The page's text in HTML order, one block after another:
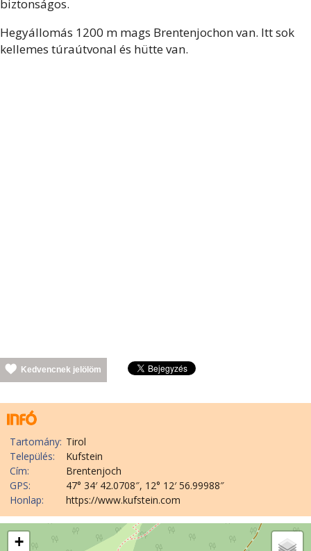
biztonságos.
Hegyállomás 1200 m mags Brentenjochon van. Itt sok
kellemes túraútvonal és hütte van.
Kedvencnek jelölöm
Tartomány: Tirol
Település:
Kufstein
Cím:
Brentenjoch
GPS:
47° 34′ 42.0708″, 12° 12′ 56.99988″
Honlap:
https://www.kufstein.com
+